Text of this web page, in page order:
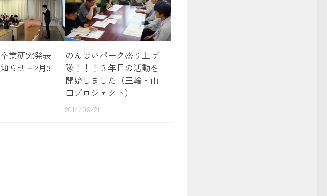
業研究発表
らせ－2月3
のんほいパーク盛り上げ
隊！！！３年目の活動を
開始しました（三輪・山
口プロジェクト）
2014/06/21